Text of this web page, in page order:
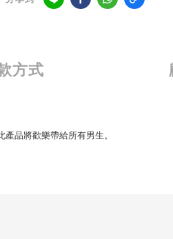
方式
品將歡樂帶給所有男生。